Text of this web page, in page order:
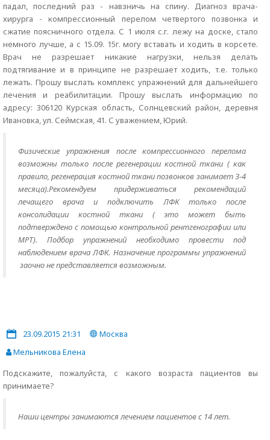
падал, последний раз - навзничь на спину. Диагноз врача-
хирурга - компрессионный перелом четвертого позвонка и
сжатие поясничного отдела. С 1 июля с.г. лежу на доске, стало
немного лучше, а с 15.09. 15г. могу вставать и ходить в корсете.
Врач не разрешает никакие нагрузки, нельзя делать
подтягивание и в принципе не разрешает ходить, т.е. только
лежать. Прошу выслать комплекс упражнений для дальнейшего
лечения и реабилитации. Прошу выслать информацию по
адресу: 306120 Курская область, Солнцевский район, деревня
Ивановка, ул. Сеймская, 41. С уважением, Юрий.
Физические упражнения после компрессионного перелома
возможны только после регенерации костной ткани ( как
правило, регенерация костной ткани позвонков занимает 3-4
месяца).Рекомендуем придерживаться рекомендаций
лечащего врача и подключить ЛФК только после
консолидации костной ткани ( это может быть
подтверждено с помощью контрольной рентгенографии или
МРТ). Подбор упражнений необходимо провести под
наблюдением врача ЛФК. Назначение программы упражнений
заочно не представляется возможным.
23.09.2015 21:31
Москва
Мельникова Елена
Подскажите, пожалуйста, с какого возраста пациентов вы
принимаете?
Наши центры занимаются лечением пациентов с 14 лет.